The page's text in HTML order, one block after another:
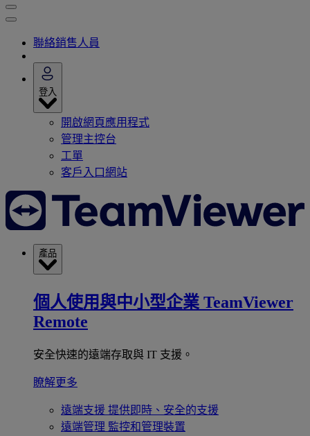
聯絡銷售人員
登入
開啟網頁應用程式
管理主控台
工單
客戶入口網站
產品
個人使用與中小型企業 TeamViewer
Remote
安全快速的遠端存取與 IT 支援。
瞭解更多
遠端支援 提供即時、安全的支援
遠端管理 監控和管理裝置